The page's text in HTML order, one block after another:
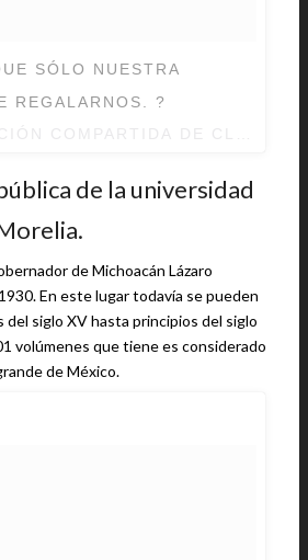
SÓLO NUESTRA
REGALARNOS. ?
de la universidad
de Michoacán Lázaro
En este lugar todavía se pueden
siglo XV hasta principios del siglo
volúmenes que tiene es considerado
de México.